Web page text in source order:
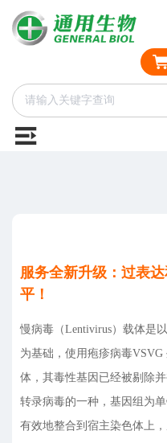
服务全新升级：过表
平！
慢病毒（Lentivirus）载体是
为基础，使用疱疹病毒
体，其毒性基因已经被剔除
转录病毒的一种，基因组为
有效地整合到宿主染色体上